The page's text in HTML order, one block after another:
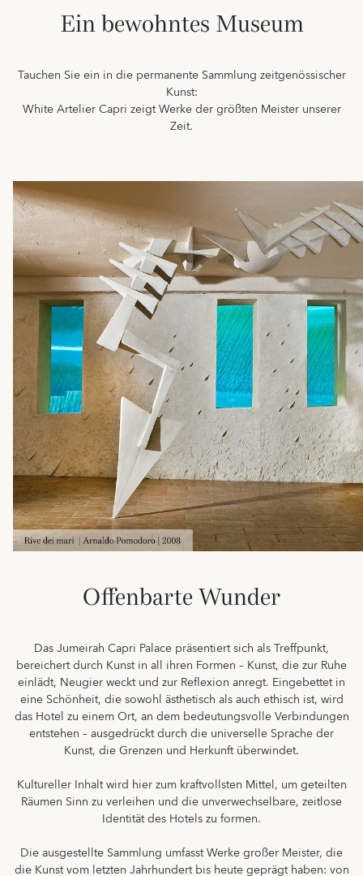
Ein bewohntes Museum
Tauchen Sie ein in die permanente Sammlung zeitgenössischer
Kunst:
White Artelier Capri zeigt Werke der größten Meister unserer
Zeit.
Offenbarte Wunder
Das Jumeirah Capri Palace präsentiert sich als Treffpunkt,
bereichert durch Kunst in all ihren Formen – Kunst, die zur Ruhe
einlädt, Neugier weckt und zur Reflexion anregt. Eingebettet in
eine Schönheit, die sowohl ästhetisch als auch ethisch ist, wird
das Hotel zu einem Ort, an dem bedeutungsvolle Verbindungen
entstehen – ausgedrückt durch die universelle Sprache der
Kunst, die Grenzen und Herkunft überwindet.
Kultureller Inhalt wird hier zum kraftvollsten Mittel, um geteilten
Räumen Sinn zu verleihen und die unverwechselbare, zeitlose
Identität des Hotels zu formen.
Die ausgestellte Sammlung umfasst Werke großer Meister, die
die Kunst vom letzten Jahrhundert bis heute geprägt haben: von